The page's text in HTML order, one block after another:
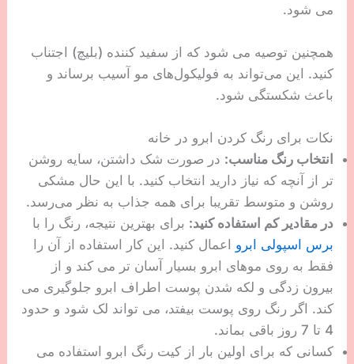
می شود.
همچنین توصیه می شود که از سفید کننده (بلیچ) اجتناب
کنید. این می‌تواند به فولیکول‌های مو آسیب برساند و
باعث شکستگی شود.
نکات برای رنگ کردن ابرو در خانه
انتخاب رنگ مناسب: در صورت شک داشتن، سایه روشن
تر از آنچه که نیاز دارید انتخاب کنید. با این حال مشکی
روشن و متوسط ​​تقریبا برای همه جذاب به نظر می‌رسد.
در مقادیر کم استفاده کنید: برای بهترین نتیجه، رنگ را با
برس اسپولی ابرو اعمال کنید. این کار استفاده از آن را
فقط به روی موهای ابرو بسیار آسان تر می کند و از
بیرون زدگی و لکه شدن پوست اطراف ابرو جلوگیری می
کند. اگر رنگ روی پوست بیفتد، می تواند لک شود و حدود
4 تا 7 روز باقی بماند.
کسانی که برای اولین بار از کیت رنگ ابرو استفاده می